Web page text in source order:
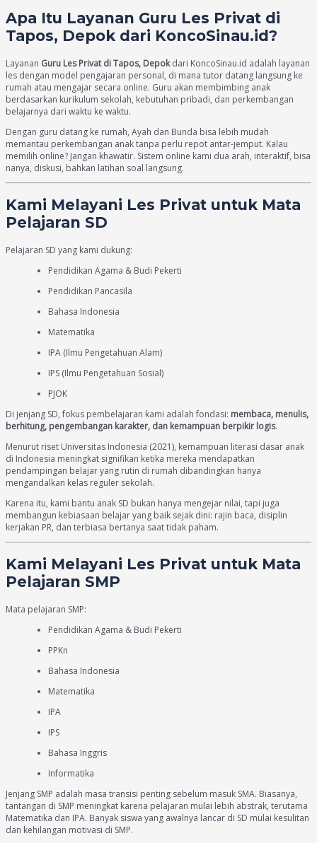
Apa Itu Layanan Guru Les Privat di
Tapos, Depok dari KoncoSinau.id?
Layanan Guru Les Privat di Tapos, Depokdari KoncoSinau.id adalah layanan
les dengan model pengajaran personal, di mana tutor datang langsung ke
rumah atau mengajar secara online. Guru akan membimbing anak
berdasarkan kurikulum sekolah, kebutuhan pribadi, dan perkembangan
belajarnya dari waktu ke waktu.
Dengan guru datang ke rumah, Ayah dan Bunda bisa lebih mudah
memantau perkembangan anak tanpa perlu repot antar-jemput. Kalau
memilih online? Jangan khawatir. Sistem online kami dua arah, interaktif, bisa
nanya, diskusi, bahkan latihan soal langsung.
Kami Melayani Les Privat untuk Mata
Pelajaran SD
Pelajaran SD yang kami dukung:
Pendidikan Agama & Budi Pekerti
Pendidikan Pancasila
Bahasa Indonesia
Matematika
IPA (Ilmu Pengetahuan Alam)
IPS (Ilmu Pengetahuan Sosial)
PJOK
Di jenjang SD, fokus pembelajaran kami adalah fondasi: membaca, menulis,
berhitung, pengembangan karakter, dan kemampuan berpikir logis.
Menurut riset Universitas Indonesia (2021), kemampuan literasi dasar anak
di Indonesia meningkat signifikan ketika mereka mendapatkan
pendampingan belajar yang rutin di rumah dibandingkan hanya
mengandalkan kelas reguler sekolah.
Karena itu, kami bantu anak SD bukan hanya mengejar nilai, tapi juga
membangun kebiasaan belajar yang baik sejak dini: rajin baca, disiplin
kerjakan PR, dan terbiasa bertanya saat tidak paham.
Kami Melayani Les Privat untuk Mata
Pelajaran SMP
Mata pelajaran SMP:
Pendidikan Agama & Budi Pekerti
PPKn
Bahasa Indonesia
Matematika
IPA
IPS
Bahasa Inggris
Informatika
Jenjang SMP adalah masa transisi penting sebelum masuk SMA. Biasanya,
tantangan di SMP meningkat karena pelajaran mulai lebih abstrak, terutama
Matematika dan IPA. Banyak siswa yang awalnya lancar di SD mulai kesulitan
dan kehilangan motivasi di SMP.